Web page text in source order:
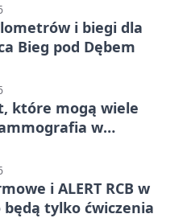
i biegi dla
Bieg pod Dębem
które mogą wiele
w
i ALERT RCB w
będą tylko ćwiczenia